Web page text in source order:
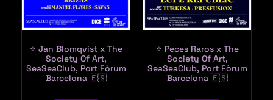
⭐ Jan Blomqvist x The
Society Of Art,
SeaSeaClub, Port Fòrum
Barcelona 🇪🇸
⭐ Peces Raros x The
Society Of Art,
SeaSeaClub, Port Fòrum
Barcelona 🇪🇸